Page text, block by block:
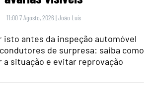
11:00 7 Agosto, 2026 |João Luís
isto antes da inspeção automóvel
de surpresa: saiba como
a situação e evitar reprovação